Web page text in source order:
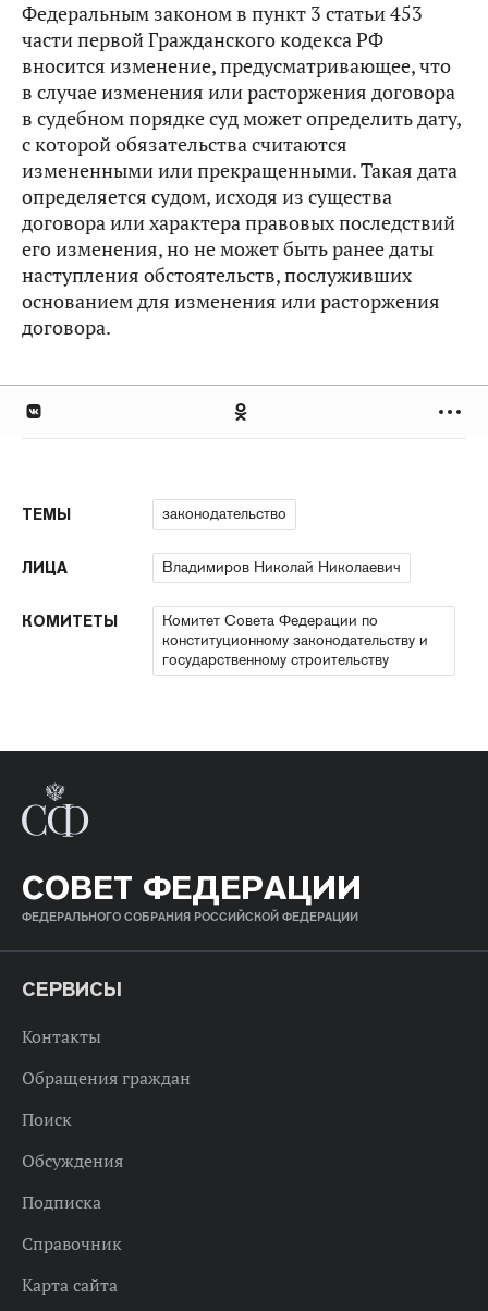
Федеральным законом в пункт 3 статьи 453
части первой Гражданского кодекса РФ
вносится изменение, предусматривающее, что
в случае изменения или расторжения договора
в судебном порядке суд может определить дату,
с которой обязательства считаются
измененными или прекращенными. Такая дата
определяется судом, исходя из существа
договора или характера правовых последствий
его изменения, но не может быть ранее даты
наступления обстоятельств, послуживших
основанием для изменения или расторжения
договора.
ТЕМЫ законодательство
ЛИЦА Владимиров Николай Николаевич
КОМИТЕТЫ
Комитет Совета Федерации по
конституционному законодательству и
государственному строительству
СОВЕТ ФЕДЕРАЦИИ
ФЕДЕРАЛЬНОГО СОБРАНИЯ РОССИЙСКОЙ ФЕДЕРАЦИИ
СЕРВИСЫ
Контакты
Обращения граждан
Поиск
Обсуждения
Подписка
Справочник
Карта сайта